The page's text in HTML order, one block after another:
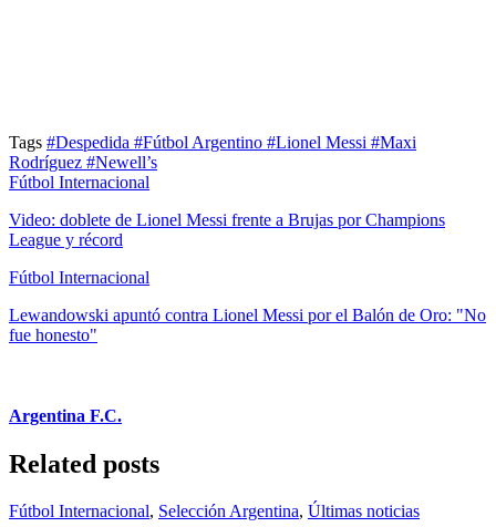
Tags #Despedida #Fútbol Argentino #Lionel Messi #Maxi
Rodríguez #Newell’s
Fútbol Internacional
Video: doblete de Lionel Messi frente a Brujas por Champions
League y récord
Fútbol Internacional
Lewandowski apuntó contra Lionel Messi por el Balón de Oro: "No
fue honesto"
Argentina F.C.
Related posts
Fútbol Internacional, Selección Argentina, Últimas noticias